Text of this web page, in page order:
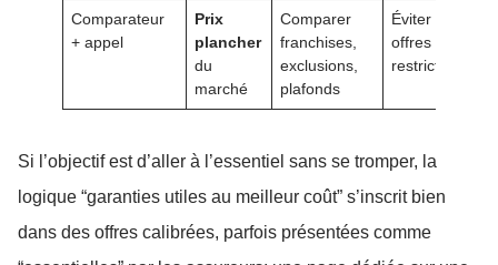
Comparateur
+ appel
Prix
plancher
du
marché
Comparer
franchises,
exclusions,
plafonds
Éviter les
offres trop
restrictives
Si l’objectif est d’aller à l’essentiel sans se tromper, la
logique “garanties utiles au meilleur coût” s’inscrit bien
dans des offres calibrées, parfois présentées comme